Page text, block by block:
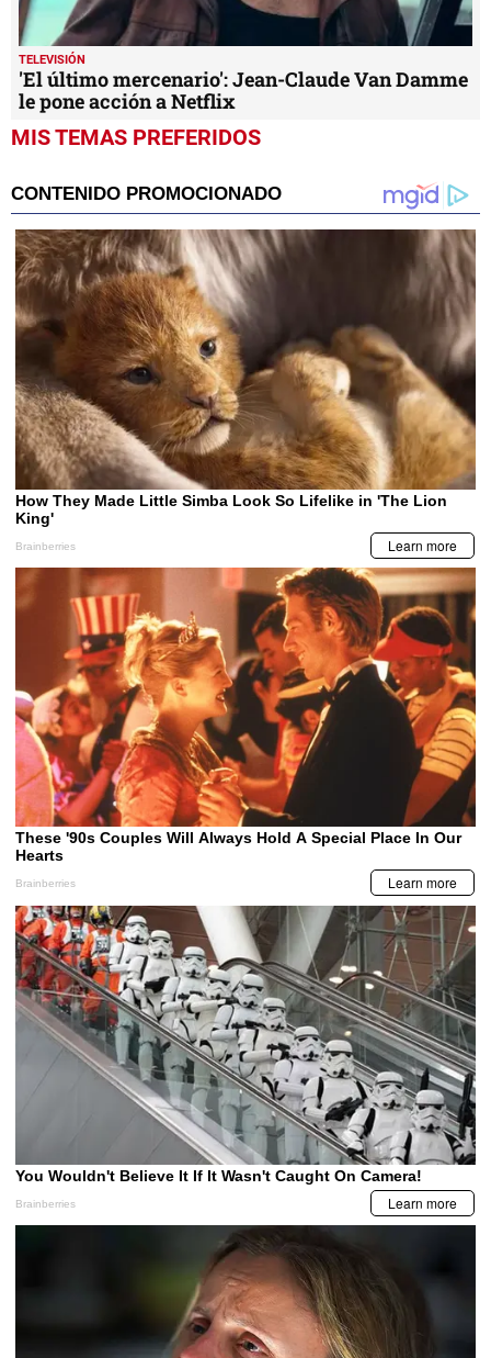
TELEVISIÓN
'El último mercenario': Jean-Claude Van Damme
le pone acción a Netflix
MIS TEMAS PREFERIDOS